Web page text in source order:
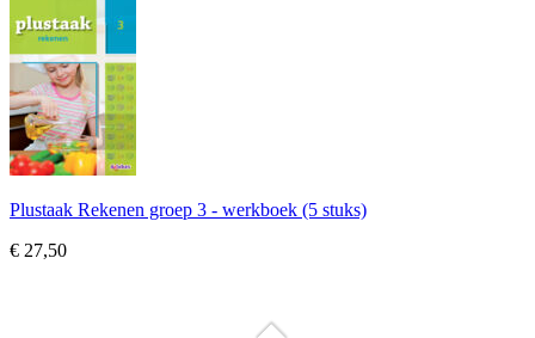
Plustaak Rekenen groep 3 - werkboek (5 stuks)
€ 27,50